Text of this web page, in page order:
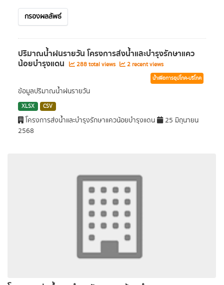
กรองผลลัพธ์
ปริมาณน้ำฝนรายวัน โครงการส่งน้ำและบำรุงรักษาแคว
น้อยบำรุงแดน 288 total views 2 recent views
น้ำเพื่อการอุปโภค-บริโภค
ข้อมูลปริมาณน้ำฝนรายวัน
XLSX CSV
โครงการส่งน้ำและบำรุงรักษาแควน้อยบำรุงแดน
25 มิถุนายน
2568